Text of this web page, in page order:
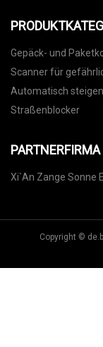
Gepäck- und
Scanner für
Flüssigkeiten
Automatisch
Straßenblocker
PARTNERFIRMA
Xi`An Zange Sonne Energie Co.,
Copyright ©